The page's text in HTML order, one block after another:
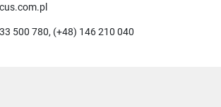
500 780, (+48) 146 210 040